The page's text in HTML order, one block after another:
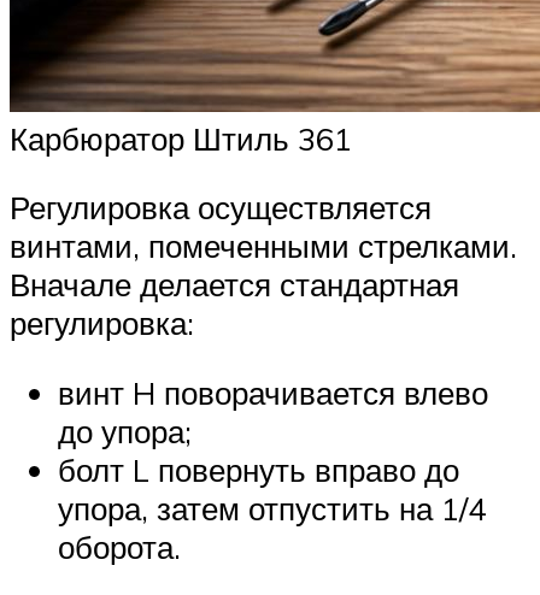
Карбюратор Штиль 361
Регулировка осуществляется
винтами, помеченными стрелками.
Вначале делается стандартная
регулировка:
винт H поворачивается влево
до упора;
болт L повернуть вправо до
упора, затем отпустить на 1/4
оборота.